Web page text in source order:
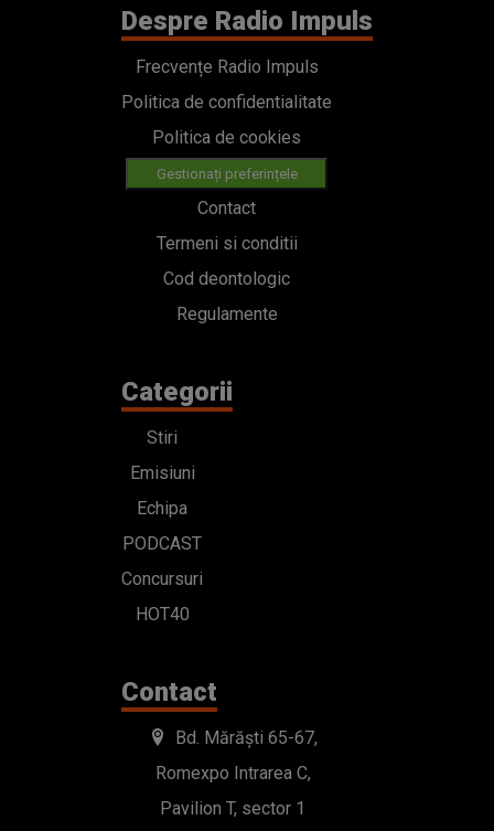
Despre Radio Impuls
Frecvențe Radio Impuls
Politica de confidentialitate
Politica de cookies
Gestionați preferințele
Contact
Termeni si conditii
Cod deontologic
Regulamente
Categorii
Stiri
Emisiuni
Echipa
PODCAST
Concursuri
HOT40
Contact
Bd. Mărăști 65-67,
Romexpo Intrarea C,
Pavilion T, sector 1